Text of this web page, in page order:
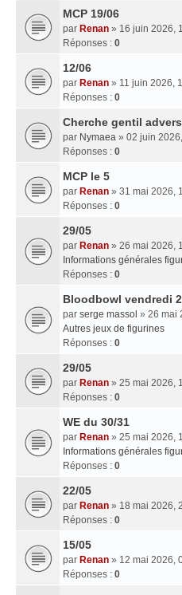
MCP 19/06
par Renan » 16 juin 2026,
Réponses : 0
12/06
par Renan » 11 juin 2026,
Réponses : 0
Cherche gentil
par Nymaea » 02 juin
Réponses : 0
MCP le 5
par Renan » 31 mai 2026,
Réponses : 0
29/05
par Renan » 26 mai 2026,
Informations générales
Réponses : 0
Bloodbowl vendredi
par serge massol » 26 mai
Autres jeux de figurines
Réponses : 0
29/05
par Renan » 25 mai 2026,
Réponses : 0
WE du 30/31
par Renan » 25 mai 2026,
Informations générales
Réponses : 0
22/05
par Renan » 18 mai 2026,
Réponses : 0
15/05
par Renan » 12 mai 2026,
Réponses : 0